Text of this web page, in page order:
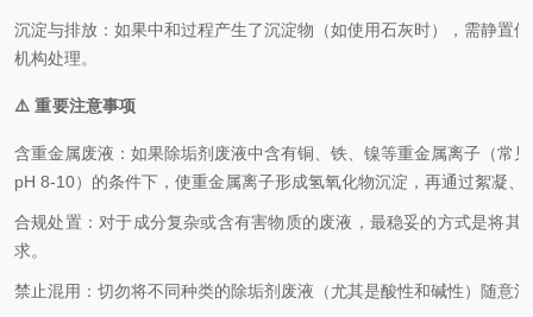
沉淀与排放 ：如果中和过程产生了沉淀物（如使用石灰时），需静置
机构处理。
⚠️ 重要注意事项
含重金属废液 ：如果除垢剂废液中含有铜、铁、镍等重金属离子（常
pH 8-10）的条件下，使重金属离子形成氢氧化物沉淀，再通过絮凝、
合规处置 ：对于成分复杂或含有害物质的废液，最稳妥的方式是将其
求。
禁止混用 ：切勿将不同种类的除垢剂废液（尤其是酸性和碱性）随意